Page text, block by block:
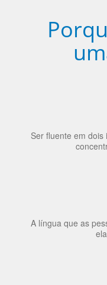
Ser fluente em
A língua que as